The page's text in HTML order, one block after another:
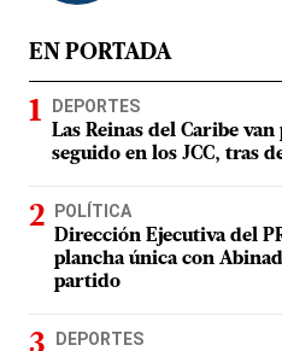
EN PORTADA
DEPORTES
Las Reinas del Caribe
seguido en los JCC, tras
POLÍTICA
Dirección Ejecutiva del
plancha única con
partido
DEPORTES